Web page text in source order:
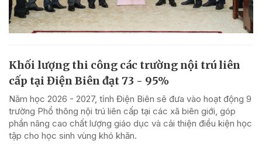
Khối lượng thi công các trường nội trú liên
cấp tại Điện Biên đạt 73 - 95%
Năm học 2026 - 2027, tỉnh Điện Biên sẽ đưa vào hoạt động 9
trường Phổ thông nội trú liên cấp tại các xã biên giới, góp
phần nâng cao chất lượng giáo dục và cải thiện điều kiện học
tập cho học sinh vùng khó khăn.